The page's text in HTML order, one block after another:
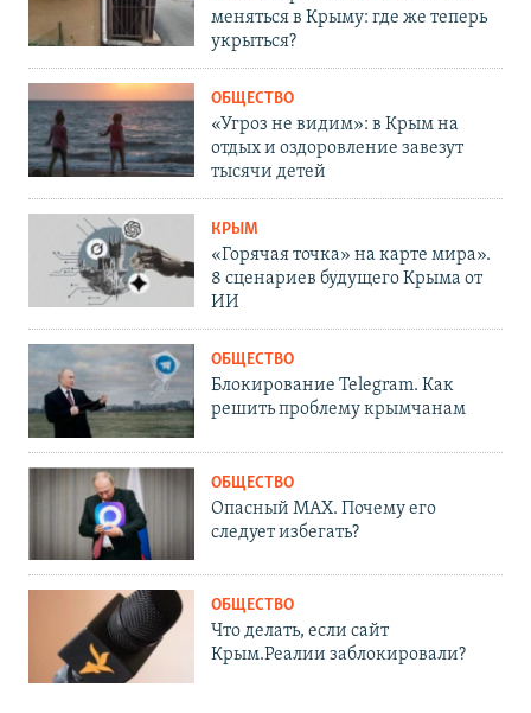
меняться в Крыму: где же теперь
укрыться?
ОБЩЕСТВО
«Угроз не видим»: в Крым на
отдых и оздоровление завезут
тысячи детей
КРЫМ
«Горячая точка» на карте мира».
8 сценариев будущего Крыма от
ИИ
ОБЩЕСТВО
Блокирование Telegram. Как
решить проблему крымчанам
ОБЩЕСТВО
Опасный MAX. Почему его
следует избегать?
ОБЩЕСТВО
Что делать, если сайт
Крым.Реалии заблокировали?